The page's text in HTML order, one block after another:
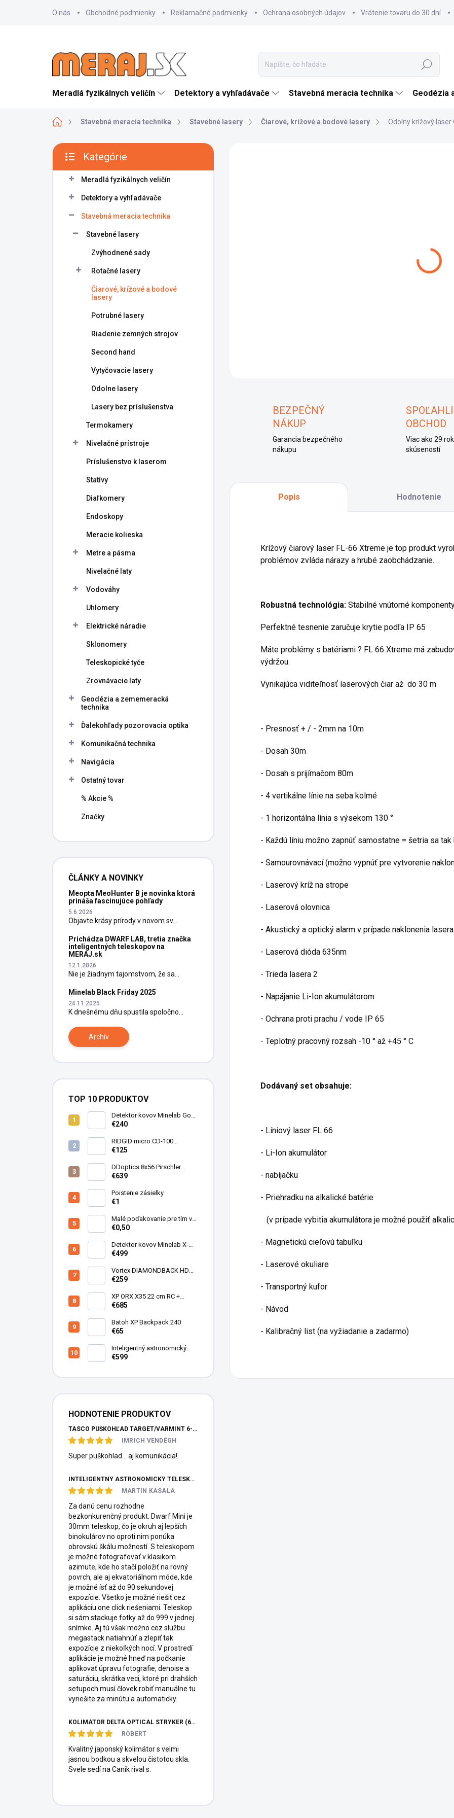
O nás Obchodné podmienky Reklamačné podmienky Ochrana osobných údajov Vrátenie tovaru do 30 dní
Hľadať
Meradlá fyzikálnych veličín Detektory a vyhľadávače Stavebná meracia technika Geodézia
DomovStavebná meracia technika Stavebné lasery Čiarové, krížové a bodové lasery Odolny krížový
B
č
kategórie
Kategórie
Meradlá fyzikálnych veličín
Detektory a vyhľadávače
Stavebná meracia technika
Stavebné lasery
Zvýhodnené sady
Rotačné lasery
Čiarové, krížové a bodové
lasery
Potrubné lasery
Riadenie zemných strojov
Second hand
Vytyčovacie lasery
Odolne lasery
Lasery bez príslušenstva
Termokamery
Nivelačné prístroje
Príslušenstvo k laserom
Statívy
Diaľkomery
Endoskopy
Meracie kolieska
Metre a pásma
Nivelačné laty
Vodováhy
Uhlomery
Elektrické náradie
Sklonomery
Teleskopické tyče
Zrovnávacie laty
Geodézia a zememeracká
technika
Ďalekohľady pozorovacia optika
Komunikačná technika
Navigácia
Ostatný tovar
% Akcie %
Značky
ČLÁNKY A NOVINKY
Meopta MeoHunter B je novinka ktorá
prináša fascinujúce pohľady
5.6.2026
Objavte krásy prírody v novom sv...
Prichádza DWARF LAB, tretia značka
inteligentných teleskopov na
MERAJ.sk
12.1.2026
Nie je žiadnym tajomstvom, že sa...
Minelab Black Friday 2025
24.11.2025
K dnešnému dňu spustila spoločno...
Archív
TOP 10 PRODUKTOV
Detektor kovov Minelab Go
Find 66
€240
RIDGID micro CD-100
Detektor horľavých plynov
€125
DDoptics 8x56 Pirschler
Gen.3 Magnesium zelený
€639
Poistenie zásielky
€1
Malé poďakovanie pre tím v
sklade
€0,50
Detektor kovov Minelab X-
Terra ELITE pinpoiter set
€499
Vortex DIAMONDBACK HD
10X50
€259
XP ORX X35 22 cm RC +
bezdrôtové slúchadlá
€685
Batoh XP Backpack 240
€65
Inteligentný astronomický
teleskop DwarfLab Dwarf III
€599
HODNOTENIE PRODUKTOV
TASCO PUŠKOHĽAD TARGET/VARMINT 6-24X42 MILDOT
IMRICH VENDÉGH
Super puškohlad... aj komunikácia!
INTELIGENTNÝ ASTRONOMICKÝ TELESKOP DWARFLAB DWARF MINI
MARTIN KASALA
Za danú cenu rozhodne
bezkonkurenčný produkt. Dwarf Mini je
30mm teleskop, čo je okruh aj lepších
binokulárov no oproti nim ponúka
obrovskú škálu možností. S teleskopom
je možné fotografovať v klasikom
azimute, kde ho stačí položiť na rovný
povrch, ale aj ekvatoriálnom móde, kde
je možné ísť až do 90 sekundovej
expozície. Všetko je možné riešiť cez
aplikáciu one click riešeniami. Teleskop
si sám stackuje fotky až do 999 v jednej
snímke. Aj tú však možno cez službu
megastack natiahnúť a zlepiť tak
expozície z niekoľkých nocí. V prostredí
aplikácie je možné hneď na počkanie
aplikovať úpravu fotografie, denoise a
saturáciu, skrátka veci, ktoré pri drahších
setupoch musí človek robiť manuálne tu
vyriešite za minútu a automaticky.
KOLIMÁTOR DELTA OPTICAL STRYKER (6MOA)
ROBERT
Kvalitný japonský kolimátor s velmi
jasnou bodkou a skvelou čistotou skla.
Svele sedí na Canik rival s.
BEZPEČNÝ
NÁKUP
Garancia bezpečného
nákupu
OBCHOD
Viac ako 29
skúseností
Popis Hodnotenie
Krížový čiarový laser FL-66 Xtreme je top produkt
problémov zvláda nárazy a hrubé zaobchádzanie.
Robustná technológia: Stabilné vnútorné
Perfektné tesnenie zaručuje krytie podľa IP 65
Máte problémy s batériami ? FL 66 Xtreme má
výdržou.
Vynikajúca viditeľnosť laserových čiar až do 30 m
- Presnosť + / - 2mm na 10m
- Dosah 30m
- Dosah s prijímačom 80m
- 4 vertikálne línie na seba kolmé
- 1 horizontálna línia s výsekom 130 °
- Každú líniu možno zapnúť samostatne = šetria sa
- Samourovnávací (možno vypnúť pre vytvorenie
- Laserový kríž na strope
- Laserová olovnica
- Akustický a optický alarm v prípade naklonenia
- Laserová dióda 635nm
- Trieda lasera 2
- Napájanie Li-Ion akumulátorom
- Ochrana proti prachu / vode IP 65
- Teplotný pracovný rozsah -10 ° až +45 ° C
Dodávaný set obsahuje:
- Líniový laser FL 66
- Li-Ion akumulátor
- nabíjačku
- Priehradku na alkalické batérie
(v prípade vybitia akumulátora je možné použiť
- Magnetickú cieľovú tabuľku
- Laserové okuliare
- Transportný kufor
- Návod
- Kalibračný list (na vyžiadanie a zadarmo)